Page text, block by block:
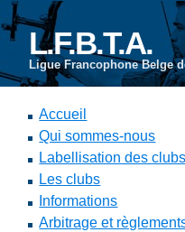
L.F.B.T.A.
Ligue Francophone Belge
Accueil
Qui sommes-nous
Labellisation des clubs
Les clubs
Informations
Arbitrage et